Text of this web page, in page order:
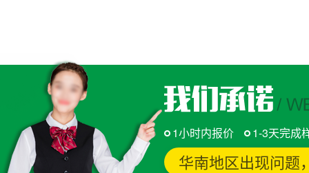
1小时内报价 1-3天完成
华南地区出现问题